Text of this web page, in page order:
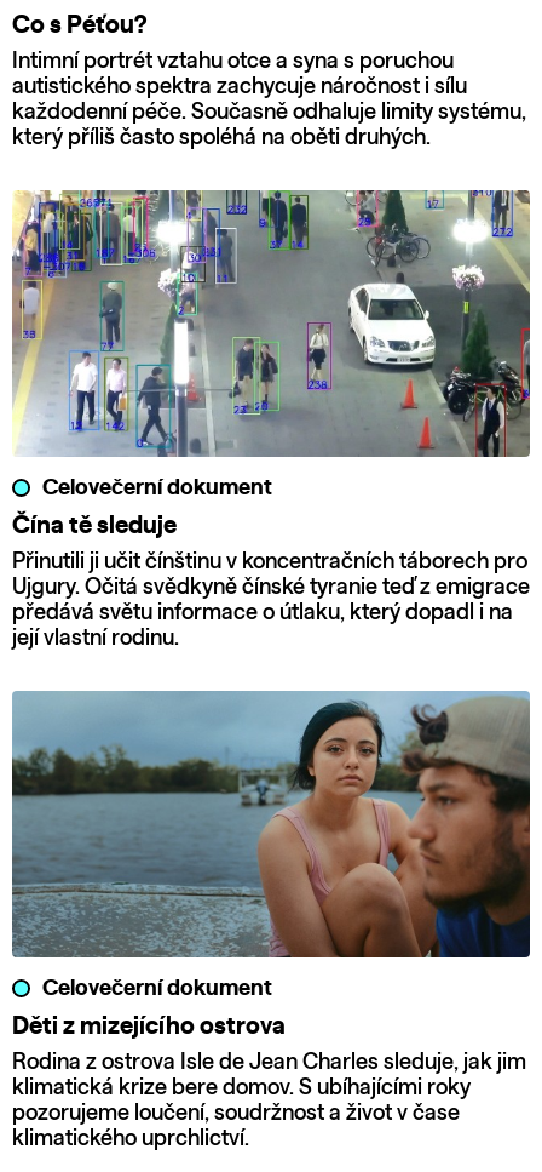
Co s Péťou?
Intimní portrét vztahu otce a syna s poruchou
autistického spektra zachycuje náročnost i sílu
každodenní péče. Současně odhaluje limity systému,
který příliš často spoléhá na oběti druhých.
Celovečerní dokument
Čína tě sleduje
Přinutili ji učit čínštinu v koncentračních táborech pro
Ujgury. Očitá svědkyně čínské tyranie teď z emigrace
předává světu informace o útlaku, který dopadl i na
její vlastní rodinu.
Celovečerní dokument
Děti z mizejícího ostrova
Rodina z ostrova Isle de Jean Charles sleduje, jak jim
klimatická krize bere domov. S ubíhajícími roky
pozorujeme loučení, soudržnost a život v čase
klimatického uprchlictví.